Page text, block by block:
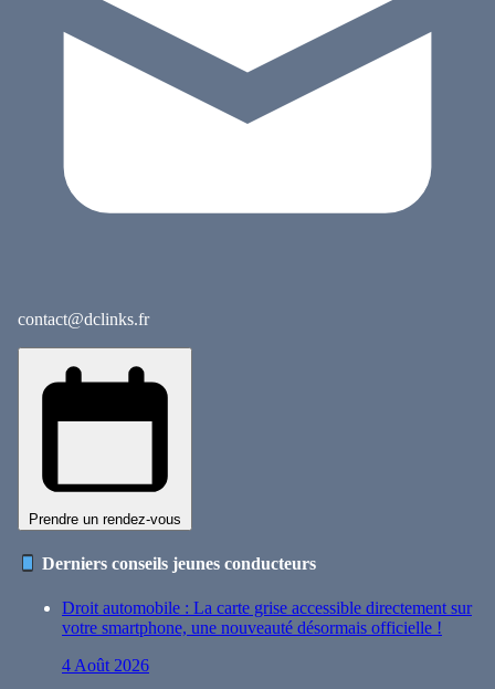
contact@dclinks.fr
Prendre un rendez-vous
Derniers conseils jeunes conducteurs
Droit automobile : La carte grise accessible directement sur
votre smartphone, une nouveauté désormais officielle !
4 Août 2026